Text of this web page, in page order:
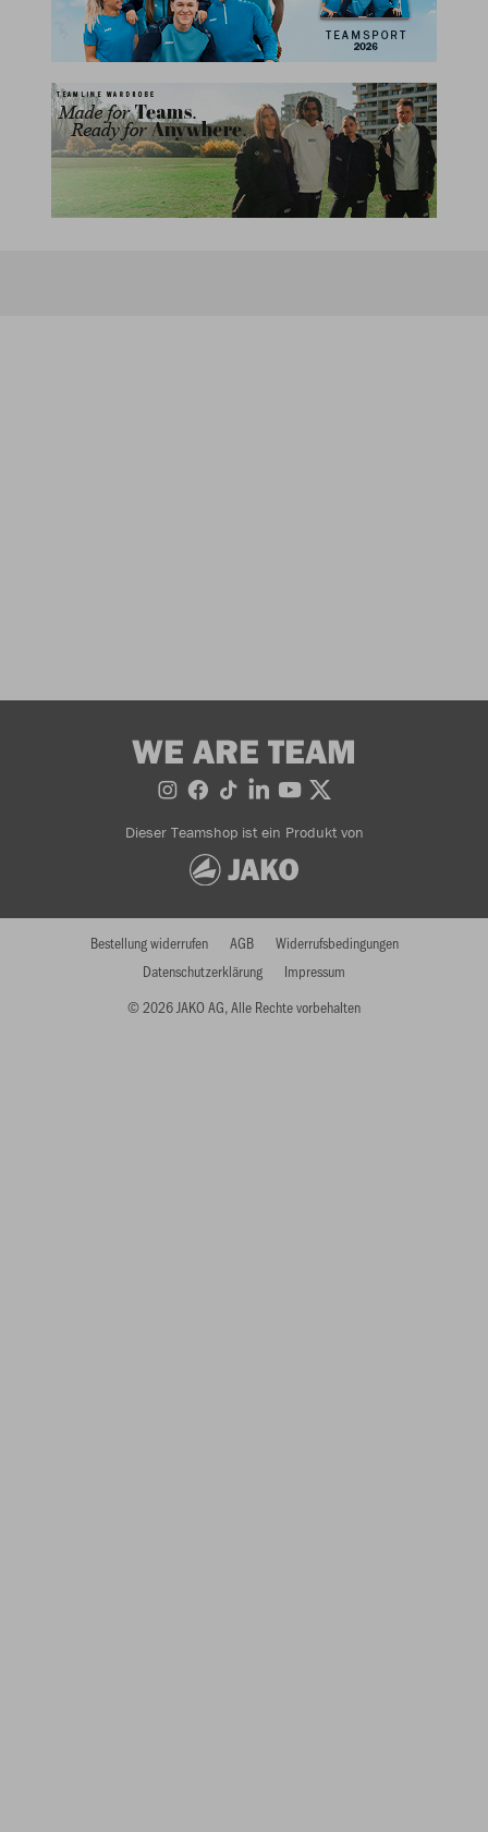
WE ARE TEAM
Dieser Teamshop ist ein Produkt von
© 2026 JAKO AG, Alle Rechte vorbehalten
Bestellung widerrufen AGB
Widerrufsbedingungen
Datenschutzerklärung
Impressum